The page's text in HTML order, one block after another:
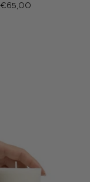
€65,00